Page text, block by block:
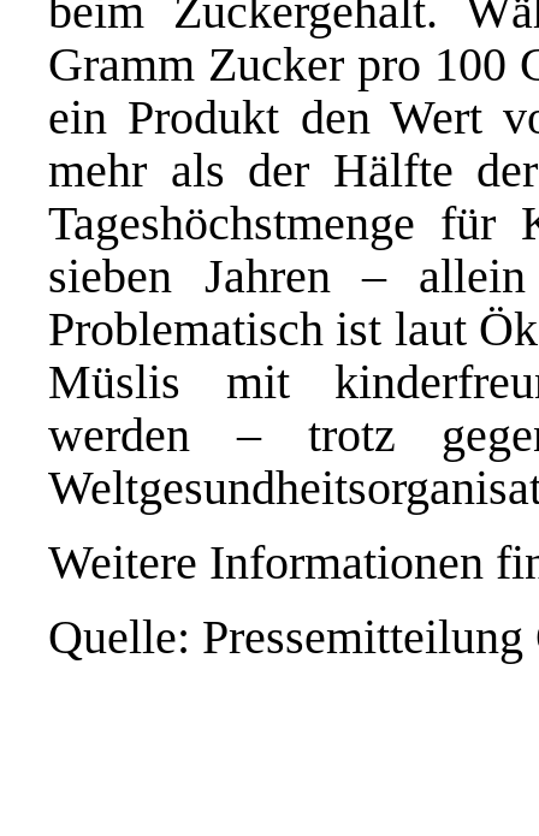
beim Zuckergehalt.
Gramm Zucker pro 100
ein Produkt den Wert
mehr als der Hälfte
Tageshöchstmenge
sieben Jahren –
Problematisch ist laut
Müslis mit
werden – trotz
Weitere Informationen
Quelle: Pressemitteilung